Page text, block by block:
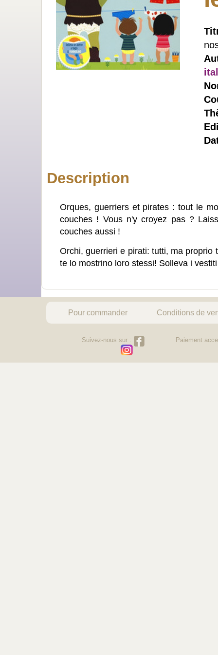
Description
Orques, guerriers et pirates : tout le
couches ! Vous n'y croyez pas ?
couches aussi !
Orchi, guerrieri e pirati: tutti, ma
te lo mostrino loro stessi! Solleva i
Pour commander Conditions de
Suivez-nous sur : Paiement